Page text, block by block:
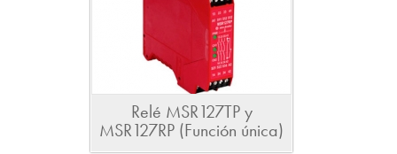
Relé MSR127TP y
MSR127RP (Función única)